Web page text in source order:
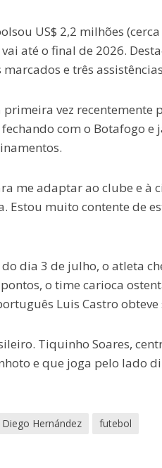
US$ 2,2 milhões
até o final de 2026.
e três
vez
com o Botafogo
me adaptar ao clube e à
muito contente de
dia 3 de julho, o atleta
o time carioca
Luis Castro
Tiquinho Soares,
e que joga pelo lado
Diego Hernández futebol